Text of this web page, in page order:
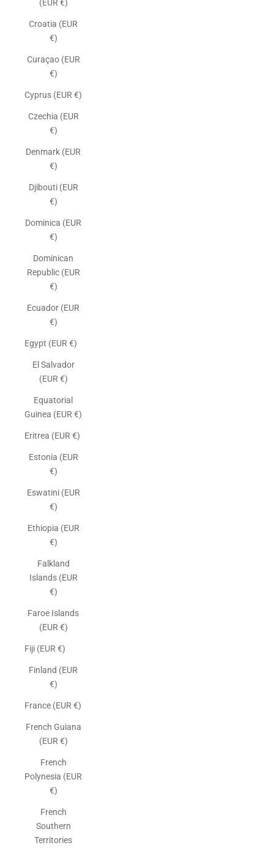
(EUR €)
Croatia (EUR
€)
Curaçao (EUR
€)
Cyprus (EUR €)
Czechia (EUR
€)
Denmark (EUR
€)
Djibouti (EUR
€)
Dominica (EUR
€)
Dominican
Republic (EUR
€)
Ecuador (EUR
€)
Egypt (EUR €)
El Salvador
(EUR €)
Equatorial
Guinea (EUR €)
Eritrea (EUR €)
Estonia (EUR
€)
Eswatini (EUR
€)
Ethiopia (EUR
€)
Falkland
Islands (EUR
€)
Faroe Islands
(EUR €)
Fiji (EUR €)
Finland (EUR
€)
France (EUR €)
French Guiana
(EUR €)
French
Polynesia (EUR
€)
French
Southern
Territories